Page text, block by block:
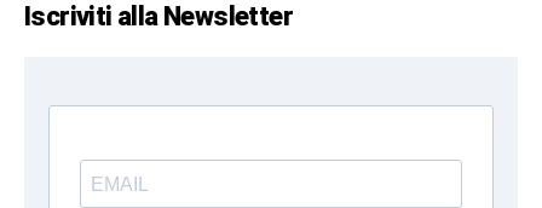
Iscriviti alla Newsletter